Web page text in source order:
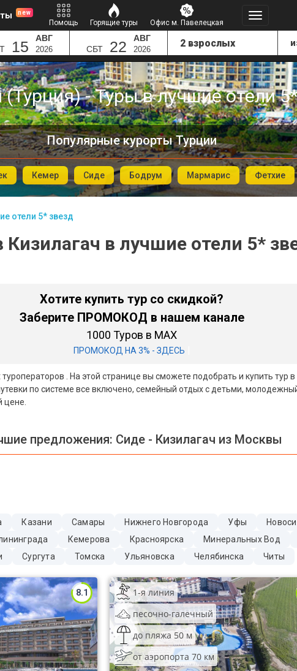
new
Помощь Горящие туры Офис м. Павелецкая
15 АВГ
2026 СБТ 22 АВГ
2026
(Турция) - Туры в лучшие отели
Популярные курорты Турции
Кемер Сиде Бодрум Мармарис Фетхие
отели 5* звезд
Кизилагач в лучшие отели 5*
Хотите купить тур со скидкой?
Заберите ПРОМОКОД в нашем канале
1000 Туров в MAX
ПРОМОКОД НА 3% - ЗДЕСЬ
. На этой странице вы сможете подобрать и купить
по системе все включено, семейный отдых с детьми,
цене.
предложения: Сиде - Кизилагач из Москвы
Казани Самары Нижнего Новгорода Уфы
Кемерова Красноярска Минеральных Вод
Сургута Томска Ульяновска Челябинска Читы
8.1
1-я линия
песочно-галечный
до пляжа 50 м
от аэропорта 70 км